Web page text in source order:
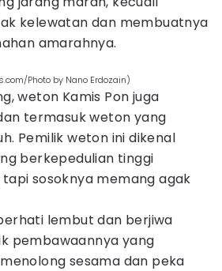
kelewatan dan membuatnya
amarahnya.
Photo by Nano Erdozain)
weton Kamis Pon juga
termasuk weton yang
Pemilik weton ini dikenal
berkepedulian tinggi
sosoknya memang agak
lembut dan berjiwa
pembawaannya yang
sesama dan peka